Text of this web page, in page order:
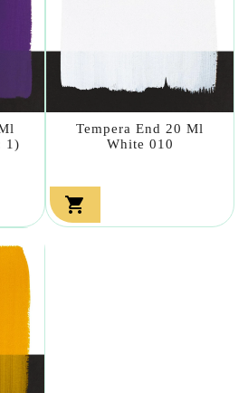
1)
Tempera End 20 Ml
White 010
